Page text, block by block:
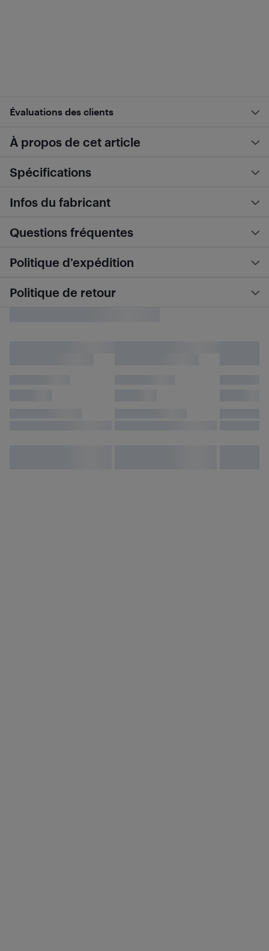
Évaluations des clients
À propos de cet article
Spécifications
Infos du fabricant
Questions fréquentes
Politique d’expédition
Politique de retour